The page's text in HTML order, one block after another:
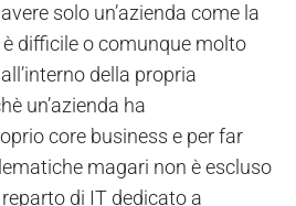
solo un’azienda come la
difficile o comunque molto
della propria
un’azienda ha
core business e per far
magari non è escluso
di IT dedicato a